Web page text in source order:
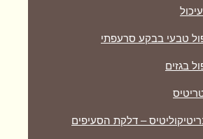
טבעי בבקע סרעפתי
בגזים
– דלקת הסעיפים